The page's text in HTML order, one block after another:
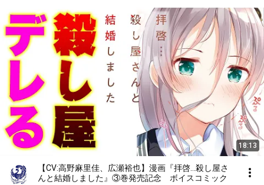
18:13
【CV:高野麻里佳、広瀬裕也】漫画『拝啓…殺し屋さ
んと結婚しました』③巻発売記念 ボイスコミック